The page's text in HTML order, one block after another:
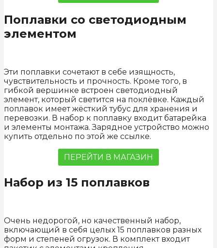
Поплавки со светодиодным
элементом
Эти поплавки сочетают в себе изящность,
чувствительность и прочность. Кроме того, в
гибкой вершинке встроен светодиодный
элемент, который светится на поклёвке. Каждый
поплавок имеет жёсткий тубус для хранения и
перевозки. В набор к поплавку входит батарейка
и элементы монтажа. Зарядное устройство можно
купить отдельно по этой же ссылке.
ПЕРЕЙТИ В МАГАЗИН
Набор из 15 поплавков
Очень недорогой, но качественный набор,
включающий в себя целых 15 поплавков разных
форм и степеней огрузок. В комплект входит